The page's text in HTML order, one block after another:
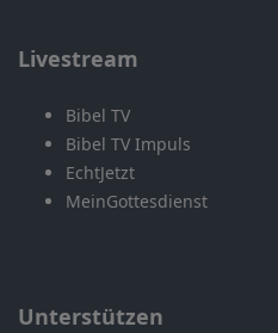
Livestream
Bibel TV
Bibel TV Impuls
EchtJetzt
MeinGottesdienst
Unterstützen